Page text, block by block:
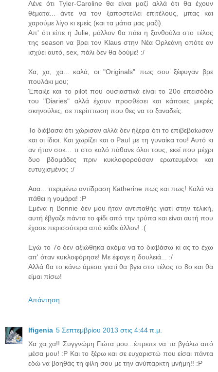
Λένε ότι Tyler-Caroline θα είναι μαζί αλλά ότι θα έχουν
θέματα... άντε να τον ξαποστείλει επιτέλους, μπας και
χαρούμε λίγο κι εμείς (και τα μάτια μας μαζί).
Απ' ότι είπε η Julie, μάλλον θα πάει η ξανθούλα στο τέλος
της season να βρει τον Klaus στην Νέα Ορλεάνη οπότε αν
ισχύει αυτό, sex, πάλι δεν θα δούμε! :/
Χα, χα, χα... καλά, οι "Originals" πως σου ξέφυγαν βρε
πουλάκι μου;
Έπαιξε και το pilot που ουσιαστικά είναι το 20ο επεισόδιο
του "Diaries" αλλά έχουν προσθέσει και κάποιες μικρές
σκηνούλες, σε περίπτωση που θες να το ξαναδείς.
Το διάβασα ότι χώρισαν αλλά δεν ήξερα ότι το επιβεβαίωσαν
και οι ίδιοι. Και χωρίζει και ο Paul με τη γυναίκα του! Αυτό κι
αν ήταν σοκ... τι στο καλό πάθανε όλοι τους, εκεί που μέχρι
δυο βδομάδες πριν κυκλοφορούσαν ερωτευμένοι και
ευτυχισμένοι; :/
Ααα... περιμένω αντίδραση Katherine πως και πως! Καλά να
πάθει η γομάρα! :P
Εμένα η Bonnie δεν μου ήταν αντιπαθής γιατί στην τελική,
αυτή έβγαζε πάντα το φίδι από την τρύπα και είναι αυτή που
έχασε περισσότερα από κάθε άλλον! :(
Εγώ το 7ο δεν αξιώθηκα ακόμα να το διαβάσω κι ας το έχω
απ' όταν κυκλοφόρησε! Με έφαγε η δουλειά... :/
Αλλά θα το κάνω άμεσα γιατί θα βγει στο τέλος το 8ο και θα
είμαι πίσω!
Απάντηση
Ifigenia 5 Σεπτεμβρίου 2013 στις 4:44 π.μ.
Χα χα χα!! Συγγνώμη Γιώτα μου...έπρεπε να τα βγάλω από
μέσα μου! :Ρ Και το ξέρω και σε ευχαριστώ που είσαι πάντα
εδώ να βοηθάς τη φίλη σου με την ανύπαρκτη μνήμη!! :Ρ